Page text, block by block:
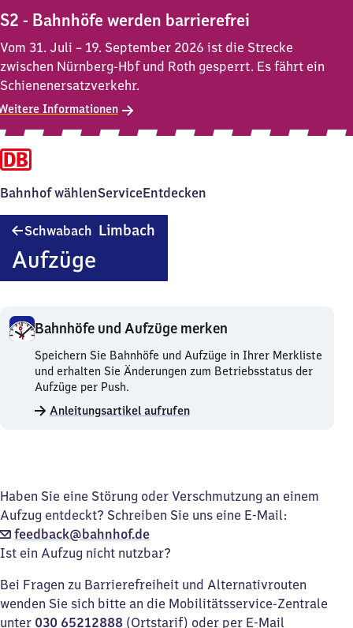
S2 - Bahnhöfe werden barrierefrei
Vom 31. Juli – 19. September 2026 ist die Strecke
zwischen Nürnberg-Hbf und Roth gesperrt. Es fährt ein
Schienenersatzverkehr.
Informationen
Bahnhof wählenServiceEntdecken
Schwabach Limbach
Aufzüge
Bahnhöfe und Aufzüge merken
Bahnhöfe
und
Aufzüge
merken.
Speichern Sie Bahnhöfe und Aufzüge in Ihrer Merkliste
und erhalten Sie Änderungen zum Betriebsstatus der
Aufzüge per Push.
Anleitungsartikel aufrufen
Haben Sie eine Störung oder Verschmutzung an einem
Aufzug entdeckt? Schreiben Sie uns eine E-Mail:
feedback@bahnhof.de
Ist ein Aufzug nicht nutzbar?
Bei Fragen zu Barrierefreiheit und Alternativrouten
wenden Sie sich bitte an die Mobilitätsservice-Zentrale
unter 030 65212888 (Ortstarif) oder per E-Mail